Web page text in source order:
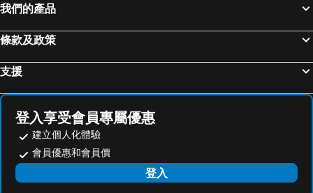
我們的產品
條款及政策
支援
登入享受會員專屬優惠
建立個人化體驗
會員優惠和會員價
登入